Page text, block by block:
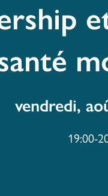
vendredi,
19:00-